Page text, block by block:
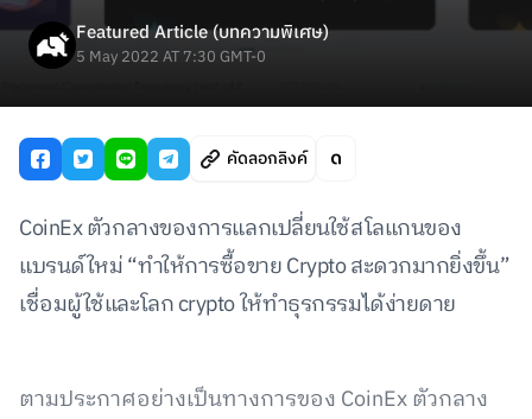
Featured Article (บทความพิเศษ)
5 May 2022 AT 7:30 GMT-0
คัดลอกลิงค์
CoinEx ตัวกลางของการแลกเปลี่ยนใช้สโลแกนของ
แบรนด์ใหม่ “ทำให้การซื้อขาย Crypto สะดวกมากยิ่งขึ้น”
เชื่อมผู้ใช้และโลก crypto ให้ทำธุรกรรมได้ง่ายดาย
ตามประกาศอย่างเป็นทางการของ CoinEx ตัวกลาง